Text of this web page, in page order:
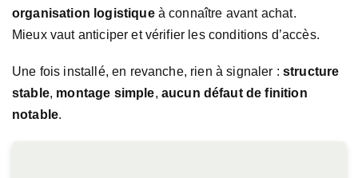
organisation logistiqueà connaître avant achat.
Mieux vaut anticiper et vérifier les conditions d’accès.
Une fois installé, en revanche, rien à signaler : structure
stable, montage simple, aucun défaut de finition
notable.